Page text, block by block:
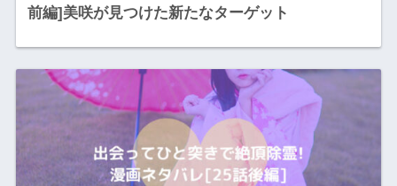
前編]美咲が見つけた新たなターゲット